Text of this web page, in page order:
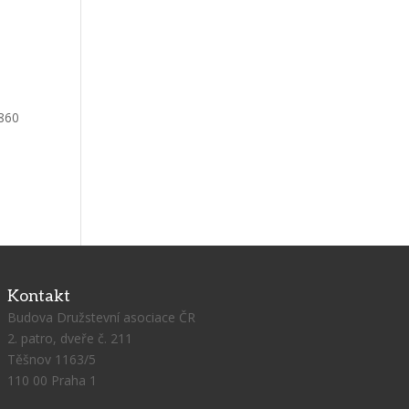
Kontakt
Budova Družstevní asociace ČR
2. patro, dveře č. 211
Těšnov 1163/5
110 00 Praha 1